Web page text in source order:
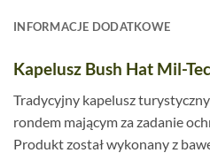
INFORMACJE DODATKOWE
Kapelusz Bush Hat Mil-
Tradycyjny kapelusz
rondem mającym za zadanie
Produkt został wykonany z